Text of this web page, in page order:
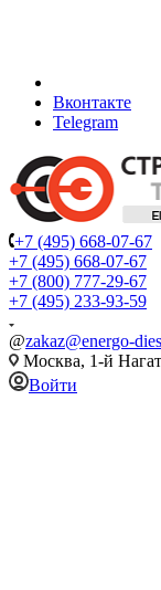
Вконтакте
Telegram
+7 (495) 668-07-67
+7 (495) 668-07-67
+7 (800) 777-29-67
+7 (495) 233-93-59
@zakaz@energo-
Москва, 1-й
Войти